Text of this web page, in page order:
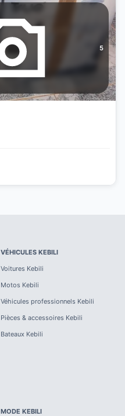
5
VÉHICULES KEBILI
Voitures Kebili
Motos Kebili
Véhicules professionnels Kebili
Pièces & accessoires Kebili
Bateaux Kebili
MODE KEBILI